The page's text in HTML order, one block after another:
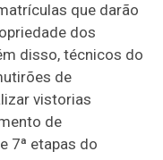
que darão
dos
disso, técnicos do
de
vistorias
de
7ª etapas do